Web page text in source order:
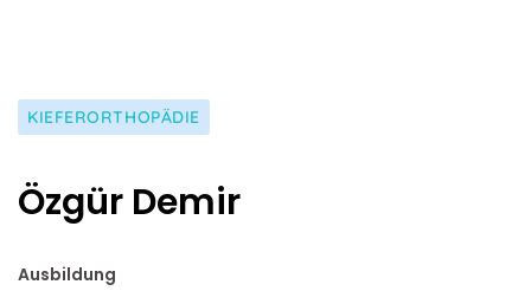
KIEFERORTHOPÄDIE
Özgür Demir
Ausbildung